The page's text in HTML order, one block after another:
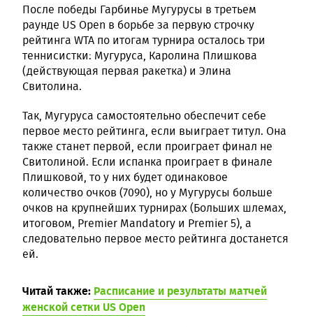
После победы Гарбинье Мугурусы в третьем
раунде US Open в борьбе за первую строчку
рейтинга WTA по итогам турнира осталось три
теннисистки: Мугуруса, Каролина Плишкова
(действующая первая ракетка) и Элина
Свитолина.
Так, Мугуруса самостоятельно обеспечит себе
первое место рейтинга, если выиграет титул. Она
также станет первой, если проиграет финал не
Свитолиной. Если испанка проиграет в финале
Плишковой, то у них будет одинаковое
количество очков (7090), но у Мугурусы больше
очков на крупнейших турнирах (Больших шлемах,
итоговом, Premier Mandatory и Premier 5), а
следовательно первое место рейтинга достанется
ей.
Читай также: Расписание и результаты матчей
женской сетки US Open